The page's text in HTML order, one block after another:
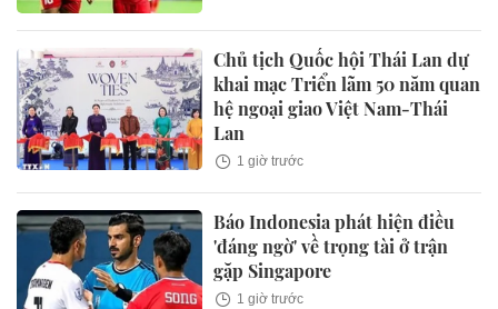
Chủ tịch Quốc hội Thái Lan dự
khai mạc Triển lãm 50 năm quan
hệ ngoại giao Việt Nam-Thái
Lan
1 giờ trước
Báo Indonesia phát hiện điều
'đáng ngờ' về trọng tài ở trận
gặp Singapore
1 giờ trước